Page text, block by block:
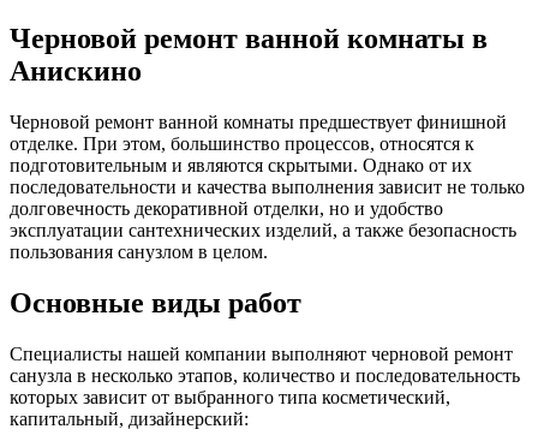
Черновой ремонт ванной комнаты в
Анискино
Черновой ремонт ванной комнаты предшествует финишной
отделке. При этом, большинство процессов, относятся к
подготовительным и являются скрытыми. Однако от их
последовательности и качества выполнения зависит не только
долговечность декоративной отделки, но и удобство
эксплуатации сантехнических изделий, а также безопасность
пользования санузлом в целом.
Основные виды работ
Специалисты нашей компании выполняют черновой ремонт
санузла в несколько этапов, количество и последовательность
которых зависит от выбранного типа косметический,
капитальный, дизайнерский: